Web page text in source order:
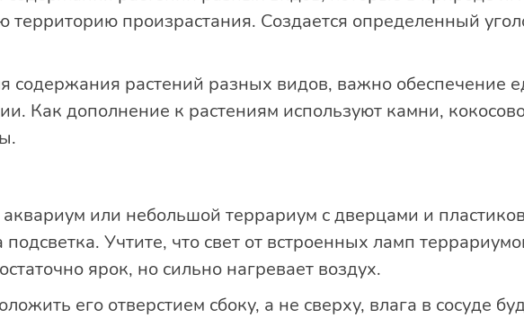
территорию произрастания. Создается определенный
содержания растений разных видов, важно обеспечение
Как дополнение к растениям используют камни,
или небольшой террариум с дверцами и
Учтите, что свет от встроенных ламп
ярок, но сильно нагревает воздух.
его отверстием сбоку, а не сверху, влага в сосуде